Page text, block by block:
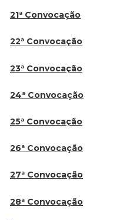
21ª Convocação
22ª Convocação
23ª Convocação
24ª Convocação
25ª Convocação
26ª Convocação
27ª Convocação
28ª Convocação